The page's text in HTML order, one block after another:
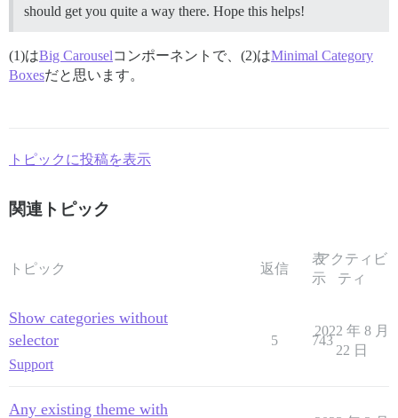
should get you quite a way there. Hope this helps!
(1)はBig Carouselコンポーネントで、(2)はMinimal Category
Boxesだと思います。
トピックに投稿を表示
関連トピック
トピック 返信
表
示
アクティビ
ティ
Show categories without
selector
Support
5 743
2022 年 8 月
22 日
Any existing theme with